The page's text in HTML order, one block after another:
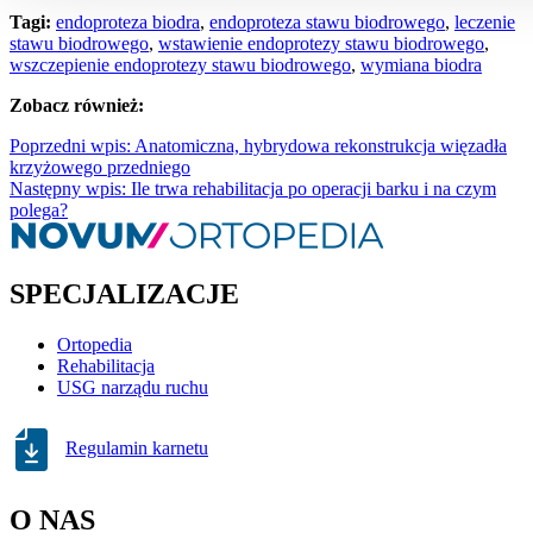
Tagi: endoproteza biodra, endoproteza stawu biodrowego, leczenie
stawu biodrowego, wstawienie endoprotezy stawu biodrowego,
wszczepienie endoprotezy stawu biodrowego, wymiana biodra
Zobacz również:
Poprzedni wpis: Anatomiczna, hybrydowa rekonstrukcja więzadła
krzyżowego przedniego
Następny wpis: Ile trwa rehabilitacja po operacji barku i na czym
polega?
SPECJALIZACJE
Ortopedia
Rehabilitacja
USG narządu ruchu
Regulamin karnetu
O NAS